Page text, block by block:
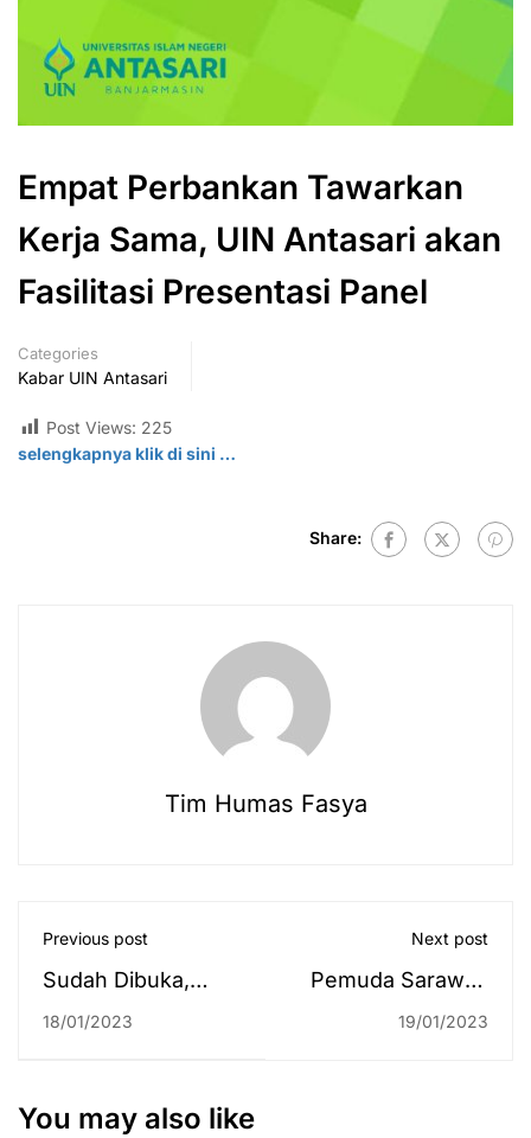
Empat Perbankan Tawarkan
Kerja Sama, UIN Antasari akan
Fasilitasi Presentasi Panel
Categories
Kabar UIN Antasari
Post Views: 225
selengkapnya klik di sini …
Share:
Tim Humas Fasya
Previous post
Sudah Dibuka,
Prodi Teknologi
Mahasiswa Baru
18/01/2023
Next post
Pemuda Sarawak
(Malaysia): UIN
19/01/2023
You may also like